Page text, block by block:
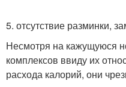
5. отсутствие разминки,
Несмотря на кажущуюся
комплексов ввиду их
расхода калорий, они